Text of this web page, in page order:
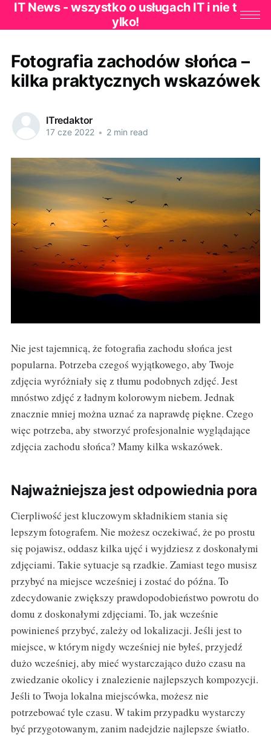
IT News - wszystko o usługach IT i nie t
ylko!
Fotografia zachodów słońca –
kilka praktycznych wskazówek
ITredaktor
17 cze 2022 • 2 min read
Nie jest tajemnicą, że fotografia zachodu słońca jest
popularna. Potrzeba czegoś wyjątkowego, aby Twoje
zdjęcia wyróżniały się z tłumu podobnych zdjęć. Jest
mnóstwo zdjęć z ładnym kolorowym niebem. Jednak
znacznie mniej można uznać za naprawdę piękne. Czego
więc potrzeba, aby stworzyć profesjonalnie wyglądające
zdjęcia zachodu słońca? Mamy kilka wskazówek.
Najważniejsza jest odpowiednia pora
Cierpliwość jest kluczowym składnikiem stania się
lepszym fotografem. Nie możesz oczekiwać, że po prostu
się pojawisz, oddasz kilka ujęć i wyjdziesz z doskonałymi
zdjęciami. Takie sytuacje są rzadkie. Zamiast tego musisz
przybyć na miejsce wcześniej i zostać do późna. To
zdecydowanie zwiększy prawdopodobieństwo powrotu do
domu z doskonałymi zdjęciami. To, jak wcześnie
powinieneś przybyć, zależy od lokalizacji. Jeśli jest to
miejsce, w którym nigdy wcześniej nie byłeś, przyjedź
dużo wcześniej, aby mieć wystarczająco dużo czasu na
zwiedzanie okolicy i znalezienie najlepszych kompozycji.
Jeśli to Twoja lokalna miejscówka, możesz nie
potrzebować tyle czasu. W takim przypadku wystarczy
być przygotowanym, zanim nadejdzie najlepsze światło.